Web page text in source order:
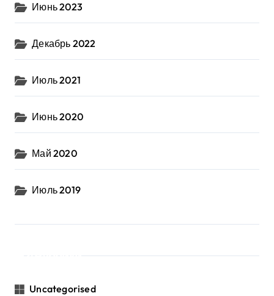
Июнь 2023
Декабрь 2022
Июль 2021
Июнь 2020
Май 2020
Июль 2019
Uncategorised